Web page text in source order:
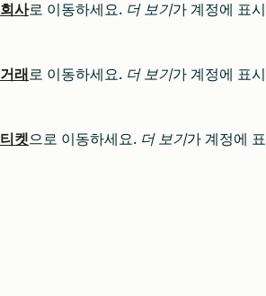
회사로 이동하세요. 더 보기가 계정에 표시
거래로 이동하세요. 더 보기가 계정에 표시
티켓으로 이동하세요. 더 보기가 계정에 표